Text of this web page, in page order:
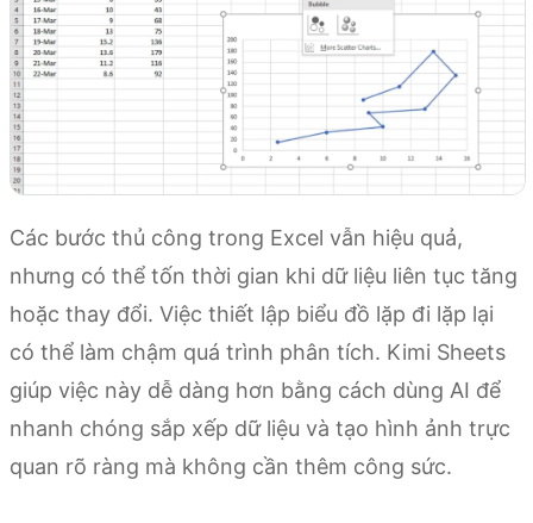
Các bước thủ công trong Excel vẫn hiệu quả,
nhưng có thể tốn thời gian khi dữ liệu liên tục tăng
hoặc thay đổi. Việc thiết lập biểu đồ lặp đi lặp lại
có thể làm chậm quá trình phân tích. Kimi Sheets
giúp việc này dễ dàng hơn bằng cách dùng AI để
nhanh chóng sắp xếp dữ liệu và tạo hình ảnh trực
quan rõ ràng mà không cần thêm công sức.